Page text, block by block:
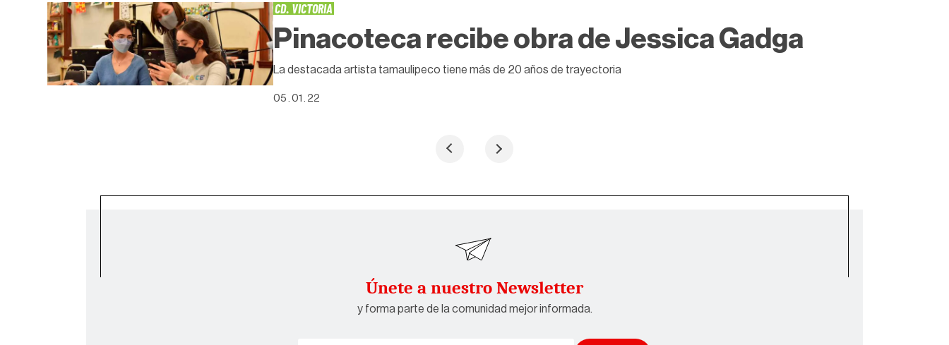
CD. VICTORIA
Pinacoteca recibe obra de Jessica Gadga
La destacada artista tamaulipeco tiene más de 20 años de trayectoria
05 . 01 . 22
Únete a nuestro Newsletter
y forma parte de la comunidad mejor informada.